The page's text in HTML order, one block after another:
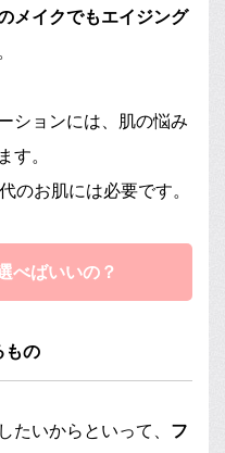
メイクでもエイジング
ションには、肌の悩み
す。
のお肌には必要です。
べばいいの？
もの
たいからといって、 フ